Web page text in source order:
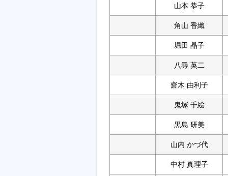
山本 恭子
角山 香織
堀田 晶子
八尋 英二
齋木 由利子
鬼塚 千絵
黒島 研美
山内 かづ代
中村 真理子